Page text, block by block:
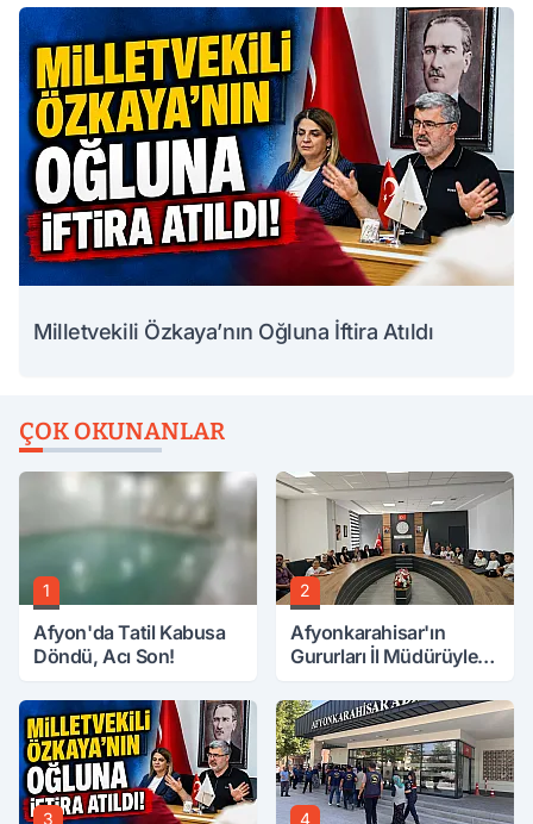
Milletvekili Özkaya’nın Oğluna İftira Atıldı
ÇOK OKUNANLAR
1
Afyon'da Tatil Kabusa
Döndü, Acı Son!
2
Afyonkarahisar'ın
Gururları İl Müdürüyle
3 4